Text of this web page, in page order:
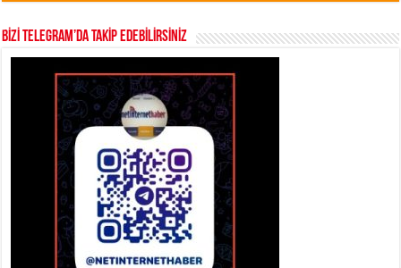
BİZİ TELEGRAM’DA TAKİP EDEBİLİRSİNİZ